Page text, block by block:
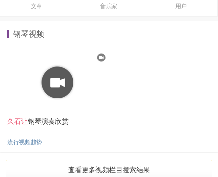
文章 音乐家 用户
钢琴视频
久石让钢琴演奏欣赏
流行视频趋势
查看更多视频栏目搜索结果